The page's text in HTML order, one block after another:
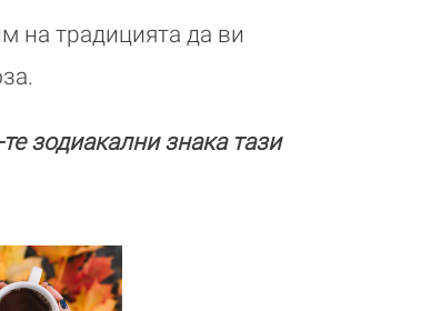
на традицията да ви
зодиакални знака тази